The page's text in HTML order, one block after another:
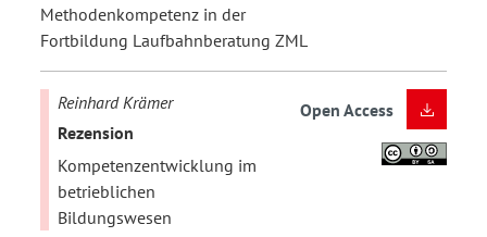
Methodenkompetenz in der
Fortbildung Laufbahnberatung ZML
Reinhard Krämer
Rezension
Kompetenzentwicklung im
betrieblichen
Bildungswesen
Open Access